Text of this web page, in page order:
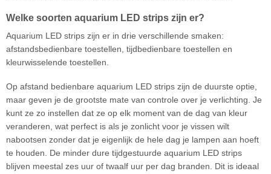
Welke soorten aquarium LED strips zijn er?
Aquarium LED strips zijn er in drie verschillende smaken:
afstandsbedienbare toestellen, tijdbedienbare toestellen en
kleurwisselende toestellen.
Op afstand bedienbare aquarium LED strips zijn de duurste optie,
maar geven je de grootste mate van controle over je verlichting. Je
kunt ze zo instellen dat ze op elk moment van de dag van kleur
veranderen, wat perfect is als je zonlicht voor je vissen wilt
nabootsen zonder dat je eigenlijk de hele dag je lampen aan hoeft
te houden. De minder dure tijdgestuurde aquarium LED strips
blijven meestal zes uur of twaalf uur per dag branden. Dit is ideaal